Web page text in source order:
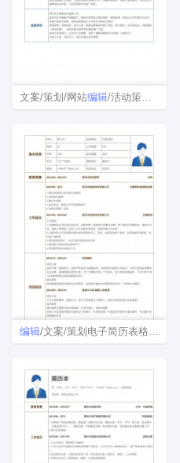
文案/策划/网站编辑/活动策划简历模板
编辑/文案/策划电子简历表格下载